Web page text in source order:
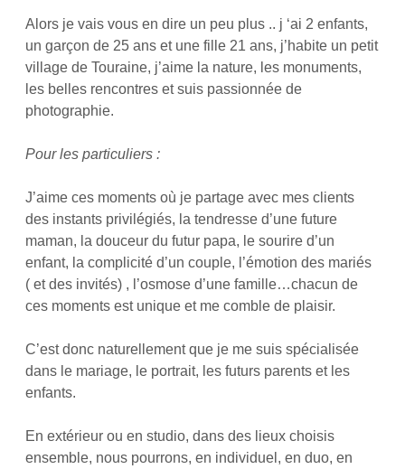
Alors je vais vous en dire un peu plus .. j ‘ai 2 enfants,
un garçon de 25 ans et une fille 21 ans, j’habite un petit
village de Touraine, j’aime la nature, les monuments,
les belles rencontres et suis passionnée de
photographie.
Pour les particuliers :
J’aime ces moments où je partage avec mes clients
des instants privilégiés, la tendresse d’une future
maman, la douceur du futur papa, le sourire d’un
enfant, la complicité d’un couple, l’émotion des mariés
( et des invités) , l’osmose d’une famille…chacun de
ces moments est unique et me comble de plaisir.
C’est donc naturellement que je me suis spécialisée
dans le mariage, le portrait, les futurs parents et les
enfants.
En extérieur ou en studio, dans des lieux choisis
ensemble, nous pourrons, en individuel, en duo, en